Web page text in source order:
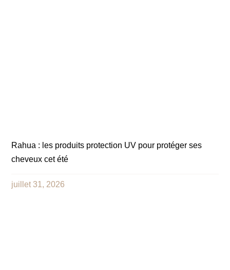
Rahua : les produits protection UV pour protéger ses
cheveux cet été
juillet 31, 2026